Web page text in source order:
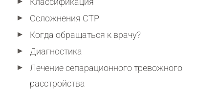
Осложнения СТР
Когда обращаться к врачу?
Диагностика
Лечение сепарационного тревожного
расстройства